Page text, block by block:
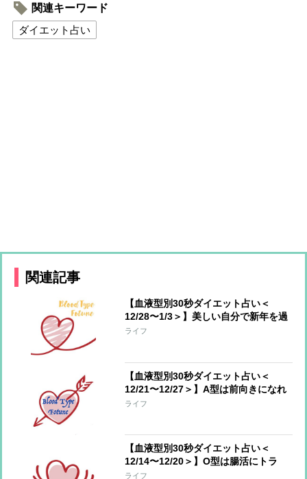
関連キーワード
ダイエット占い
関連記事
【血液型別30秒ダイエット占い＜
12/28〜1/3＞】美しい自分で新年を過
ごすアドバイス！今週のあなたの運勢
ライフ
【血液型別30秒ダイエット占い＜
12/21〜12/27＞】A型は前向きになれ
るとき、AB型は新年に向けていいスタ
ライフ
【血液型別30秒ダイエット占い＜
12/14〜12/20＞】O型は腸活にトラ
イ！AB型は成功した減量法を再開して
ライフ